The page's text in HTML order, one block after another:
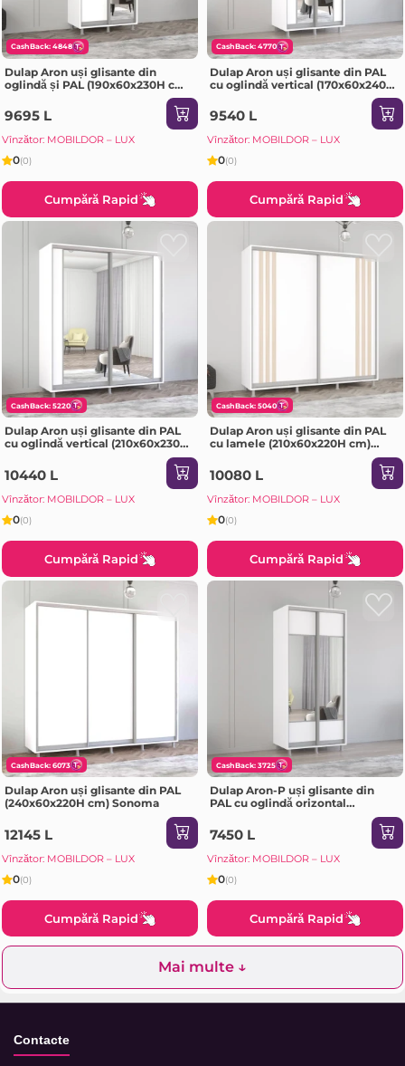
CashBack: 4848
Dulap Aron uși glisante din
oglindă și PAL (190x60x230H cm)
9695 L
Vînzător: MOBILDOR – LUX
0(0)
Cumpără Rapid
CashBack: 4770
Dulap Aron uși glisante din PAL
cu oglindă vertical (170x60x240H
9540 L
Vînzător: MOBILDOR – LUX
0(0)
Cumpără Rapid
CashBack: 5220
Dulap Aron uși glisante din PAL
cu oglindă vertical (210x60x230H
10440 L
Vînzător: MOBILDOR – LUX
0(0)
Cumpără Rapid
CashBack: 5040
Dulap Aron uși glisante din PAL
cu lamele (210x60x220H cm)
10080 L
Vînzător: MOBILDOR – LUX
0(0)
Cumpără Rapid
CashBack: 6073
Dulap Aron uși glisante din PAL
(240x60x220H cm) Sonoma
12145 L
Vînzător: MOBILDOR – LUX
0(0)
Cumpără Rapid
CashBack: 3725
Dulap Aron-P uși glisante din
PAL cu oglindă orizontal
(100x60x200H cm) Alb Brilliant
7450 L
Vînzător: MOBILDOR – LUX
0(0)
Cumpără Rapid
Mai multe ↓
Contacte